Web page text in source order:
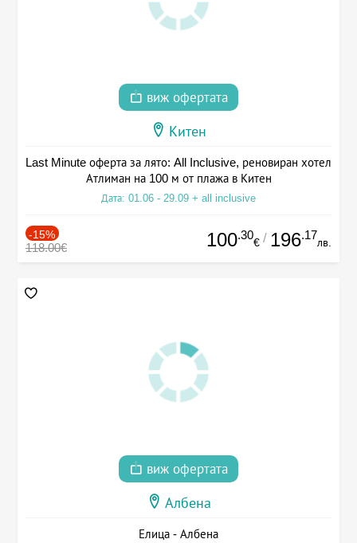
виж офертата
Китен
Last Minute оферта за лято: All Inclusive, реновиран хотел
Атлиман на 100 м от плажа в Китен
Дата: 01.06 - 29.09 + all inclusive
-15%
118.00€ 100.30
€ / 196.17
лв.
виж офертата
Албена
Елица - Албена